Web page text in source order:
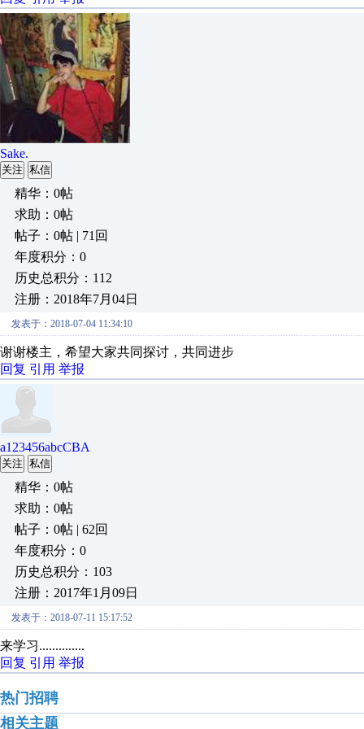
Sake.
关注 私信
精华：0帖
求助：0帖
帖子：0帖 | 71回
年度积分：0
历史总积分：112
注册：2018年7月04日
发表于：2018-07-04 11:34:10
谢谢楼主，希望大家共同探讨，共同进步
回复 引用 举报
a123456abcCBA
关注 私信
精华：0帖
求助：0帖
帖子：0帖 | 62回
年度积分：0
历史总积分：103
注册：2017年1月09日
发表于：2018-07-11 15:17:52
来学习..............
回复 引用 举报
热门招聘
相关主题